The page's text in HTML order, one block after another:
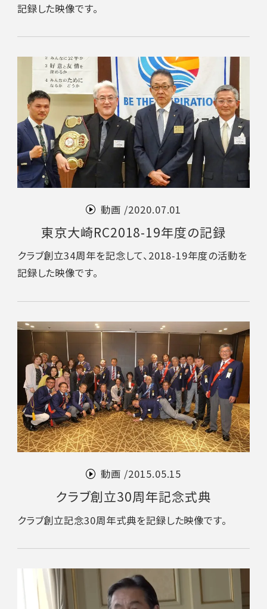
記録した映像です。
動画 /2020.07.01
東京大崎RC2018-19年度の記録
クラブ創立34周年を記念して、2018-19年度の活動を
記録した映像です。
動画 /2015.05.15
クラブ創立30周年記念式典
クラブ創立記念30周年式典を記録した映像です。